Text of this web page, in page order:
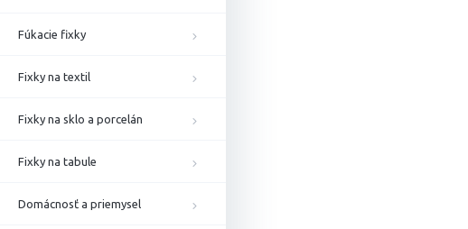
Fúkacie fixky
Fixky na textil
Fixky na sklo a porcelán
Fixky na tabule
Domácnosť a priemysel